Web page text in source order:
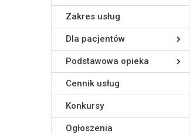
Zakres usług
Dla pacjentów
Podstawowa opieka
Cennik usług
Konkursy
Ogłoszenia